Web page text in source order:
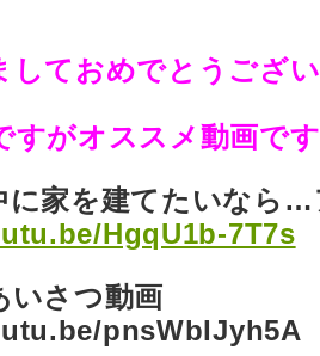
しておめでとうござ
すがオススメ動画で
に家を建てたいなら
HgqU1b-7T7s
さつ動画
pnsWbIJyh5A